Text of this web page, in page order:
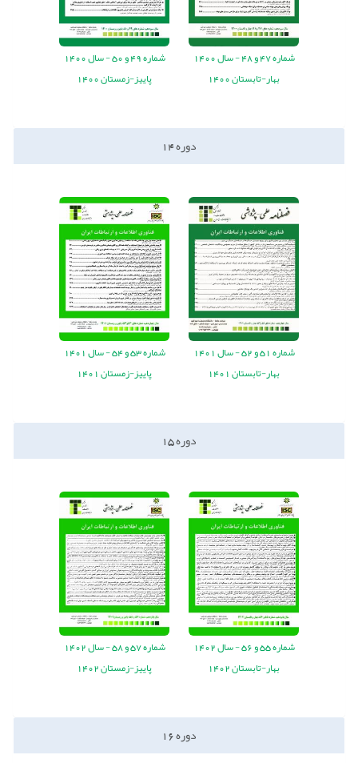
شماره47 و48
-سال1400
بهار-تابستان 1400
شماره49 و50
-سال1400
پاییز-زمستان 1400
دوره14
شماره51 و52
-سال1401
بهار-تابستان 1401
شماره53 و54
-سال1401
پاییز-زمستان 1401
دوره15
شماره55 و56
-سال1402
بهار-تابستان 1402
شماره57 و58
-سال1402
پاییز-زمستان 1402
دوره16